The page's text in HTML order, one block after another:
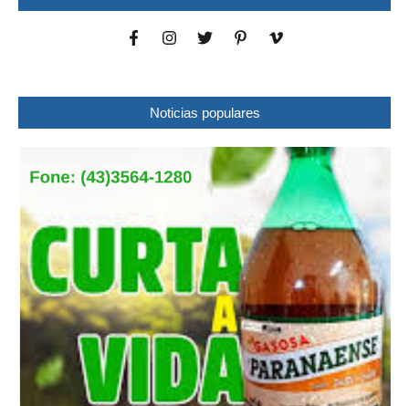
Noticias populares